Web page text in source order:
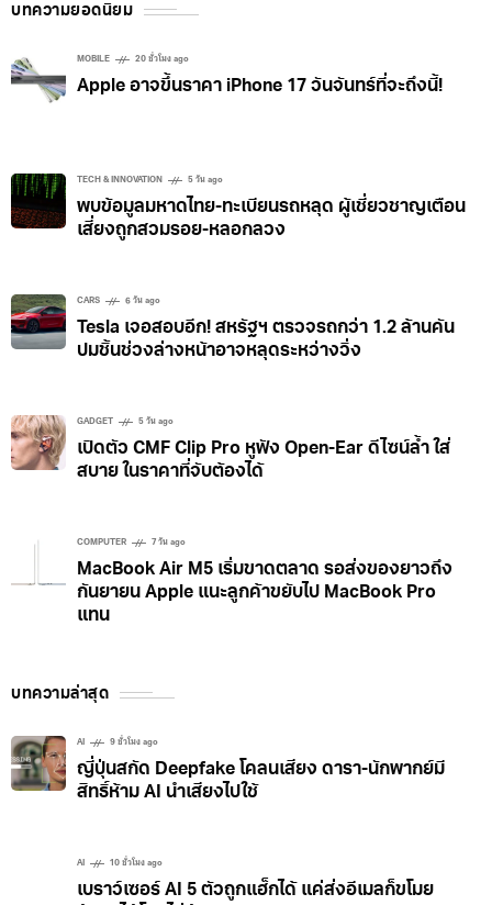
บทความยอดนิยม
MOBILE 20 ชั่วโมง ago
Apple อาจขึ้นราคา iPhone 17 วันจันทร์ที่จะถึงนี้!
TECH & INNOVATION 5 วัน ago
พบข้อมูลมหาดไทย-ทะเบียนรถหลุด ผู้เชี่ยวชาญเตือน
เสี่ยงถูกสวมรอย-หลอกลวง
CARS 6 วัน ago
Tesla เจอสอบอีก! สหรัฐฯ ตรวจรถกว่า 1.2 ล้านคัน
ปมชิ้นช่วงล่างหน้าอาจหลุดระหว่างวิ่ง
GADGET 5 วัน ago
เปิดตัว CMF Clip Pro หูฟัง Open-Ear ดีไซน์ล้ำ ใส่
สบาย ในราคาที่จับต้องได้
COMPUTER 7 วัน ago
MacBook Air M5 เริ่มขาดตลาด รอส่งของยาวถึง
กันยายน Apple แนะลูกค้าขยับไป MacBook Pro
แทน
บทความล่าสุด
AI 9 ชั่วโมง ago
ญี่ปุ่นสกัด Deepfake โคลนเสียง ดารา-นักพากย์มี
สิทธิ์ห้าม AI นำเสียงไปใช้
AI 10 ชั่วโมง ago
เบราว์เซอร์ AI 5 ตัวถูกแฮ็กได้ แค่ส่งอีเมลก็ขโมย